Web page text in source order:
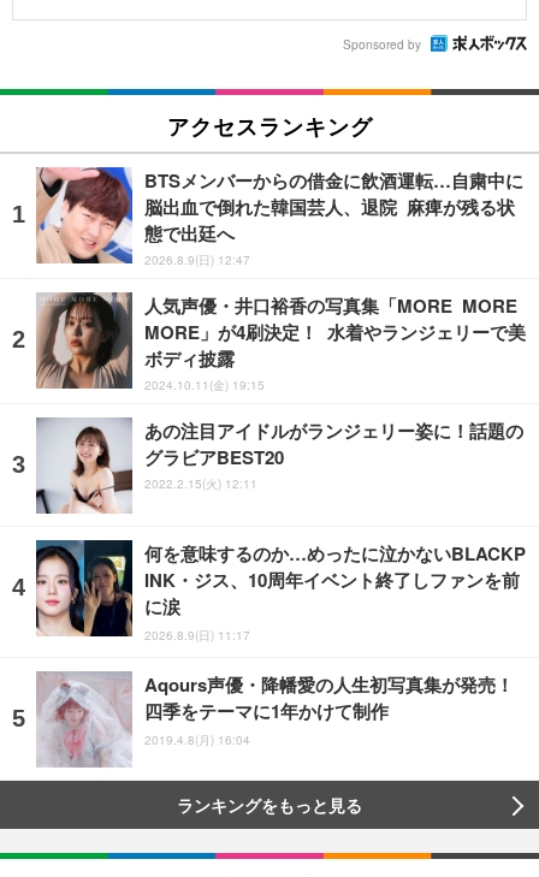
Sponsored by
アクセスランキング
BTSメンバーからの借金に飲酒運転…自粛中に
脳出血で倒れた韓国芸人、退院 麻痺が残る状
態で出廷へ
2026.8.9(日) 12:47
人気声優・井口裕香の写真集「MORE MORE
MORE」が4刷決定！ 水着やランジェリーで美
ボディ披露
2024.10.11(金) 19:15
あの注目アイドルがランジェリー姿に！話題の
グラビアBEST20
2022.2.15(火) 12:11
何を意味するのか…めったに泣かないBLACKP
INK・ジス、10周年イベント終了しファンを前
に涙
2026.8.9(日) 11:17
Aqours声優・降幡愛の人生初写真集が発売！
四季をテーマに1年かけて制作
2019.4.8(月) 16:04
ランキングをもっと見る